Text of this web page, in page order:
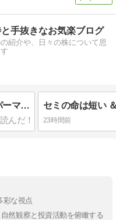
手抜きなお気楽ブログ
紹介や、日々の株について思
優待復活 ＆ ユナイテッド・スーパーマーケット・ホールディングスとトミタとアグレ都市デザインの優待
23時間前
彩な視点
然観察と投資活動を俯瞰する